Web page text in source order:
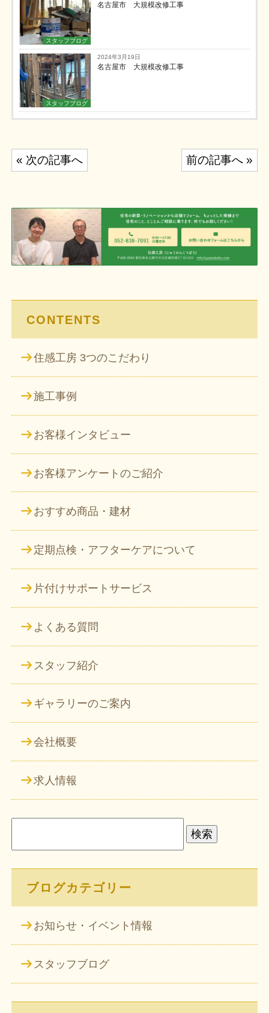
スタッフブログ
名古屋市 大規模改修工事
スタッフブログ
2024年3月19日
名古屋市 大規模改修工事
投
稿
ビ
ゲ
ー
シ
前の記事へ »
« 次の記事へ
CONTENTS
住感工房 3つのこだわり
施工事例
お客様インタビュー
お客様アンケートのご紹介
おすすめ商品・建材
定期点検・アフターケアについて
片付けサポートサービス
よくある質問
スタッフ紹介
ギャラリーのご案内
会社概要
求人情報
ブログカテゴリー
お知らせ・イベント情報
スタッフブログ